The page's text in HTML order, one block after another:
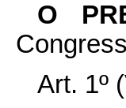
O
Art. 1º